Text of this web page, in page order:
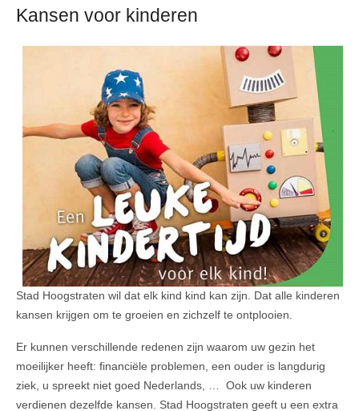
Kansen voor kinderen
Stad Hoogstraten wil dat elk kind kind kan zijn. Dat alle kinderen
kansen krijgen om te groeien en zichzelf te ontplooien.
Er kunnen verschillende redenen zijn waarom uw gezin het
moeilijker heeft: financiële problemen, een ouder is langdurig
ziek, u spreekt niet goed Nederlands, … Ook uw kinderen
verdienen dezelfde kansen. Stad Hoogstraten geeft u een extra